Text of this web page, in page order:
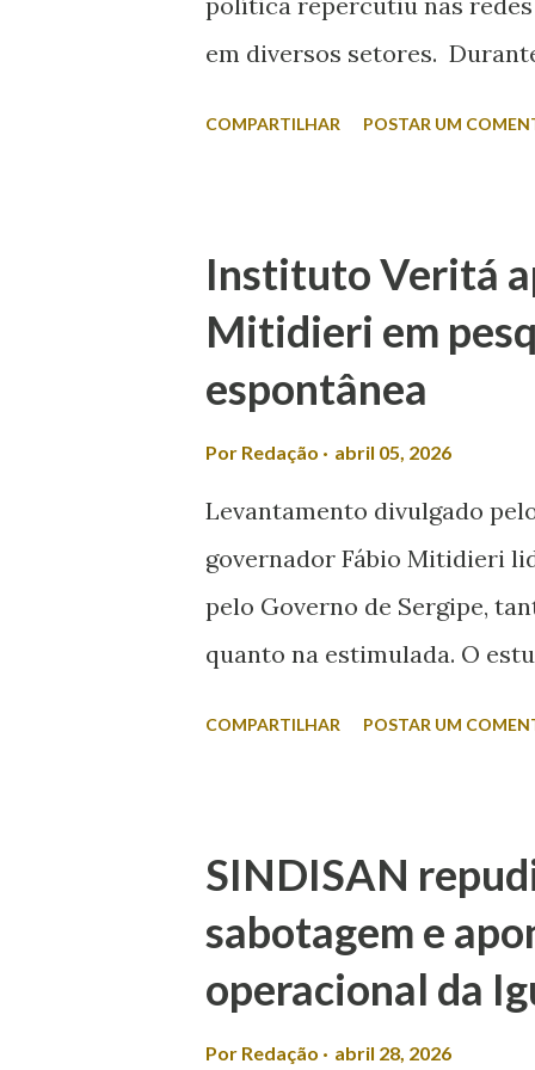
em diversos setores.
classificou a declaração
redes sociais, Laís afirmou
o desrespeito e a exclusão
política, esqueça! É isso
questionado se a sua mulher
COMPARTILHAR POSTAR UM
Instituto Veritá
Mitidieri em
espontânea
Por Redação abril 05, 2026
Levantamento divulgado
governador Fábio Mitidieri
pelo Governo de Sergipe,
quanto na estimulada. O
Outros nomes somam 5,9%.
candidatos são
liderança com 44,2%,
COMPARTILHAR POSTAR UM
SINDISAN
sabotagem e
operacional da
Por Redação abril 28, 2026